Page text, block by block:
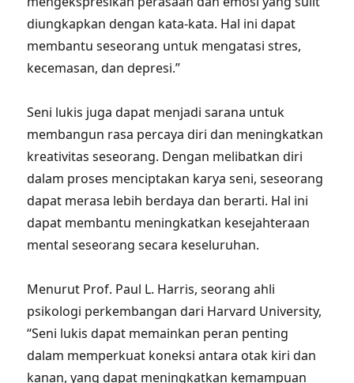
diungkapkan dengan kata-kata. Hal ini dapat
membantu seseorang untuk mengatasi stres,
kecemasan, dan depresi.”
Seni lukis juga dapat menjadi sarana untuk
membangun rasa percaya diri dan meningkatkan
kreativitas seseorang. Dengan melibatkan diri
dalam proses menciptakan karya seni, seseorang
dapat merasa lebih berdaya dan berarti. Hal ini
dapat membantu meningkatkan kesejahteraan
mental seseorang secara keseluruhan.
Menurut Prof. Paul L. Harris, seorang ahli
psikologi perkembangan dari Harvard University,
“Seni lukis dapat memainkan peran penting
dalam memperkuat koneksi antara otak kiri dan
kanan, yang dapat meningkatkan kemampuan